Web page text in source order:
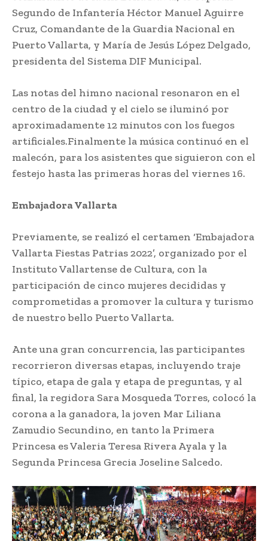
Segundo de Infantería Héctor Manuel Aguirre
Cruz, Comandante de la Guardia Nacional en
Puerto Vallarta, y María de Jesús López Delgado,
presidenta del Sistema DIF Municipal.
Las notas del himno nacional resonaron en el
centro de la ciudad y el cielo se iluminó por
aproximadamente 12 minutos con los fuegos
artificiales.Finalmente la música continuó en el
malecón, para los asistentes que siguieron con el
festejo hasta las primeras horas del viernes 16.
Embajadora Vallarta
Previamente, se realizó el certamen ‘Embajadora
Vallarta Fiestas Patrias 2022’, organizado por el
Instituto Vallartense de Cultura, con la
participación de cinco mujeres decididas y
comprometidas a promover la cultura y turismo
de nuestro bello Puerto Vallarta.
Ante una gran concurrencia, las participantes
recorrieron diversas etapas, incluyendo traje
típico, etapa de gala y etapa de preguntas, y al
final, la regidora Sara Mosqueda Torres, colocó la
corona a la ganadora, la joven Mar Liliana
Zamudio Secundino, en tanto la Primera
Princesa es Valeria Teresa Rivera Ayala y la
Segunda Princesa Grecia Joseline Salcedo.